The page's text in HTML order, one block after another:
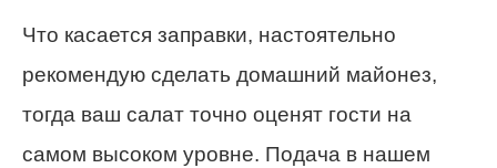
Что касается заправки, настоятельно
рекомендую сделать домашний майонез,
тогда ваш салат точно оценят гости на
самом высоком уровне. Подача в нашем